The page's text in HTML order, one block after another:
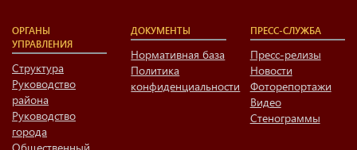
ОРГАНЫ
УПРАВЛЕНИЯ
Структура
Руководство
района
Руководство
города
Общественный
ДОКУМЕНТЫ
Нормативная база
Политика
конфиденциальности
ПРЕСС-СЛУЖБА
Пресс-релизы
Новости
Фоторепортажи
Видео
Стенограммы